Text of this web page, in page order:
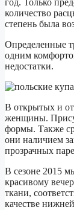
год. Только
количество
степень была
Определенные
одним
недостатки.
В открытых и
женщины.
формы. Также
они наличием
прозрачных
В сезоне 2015
красивому
ткани,
качестве